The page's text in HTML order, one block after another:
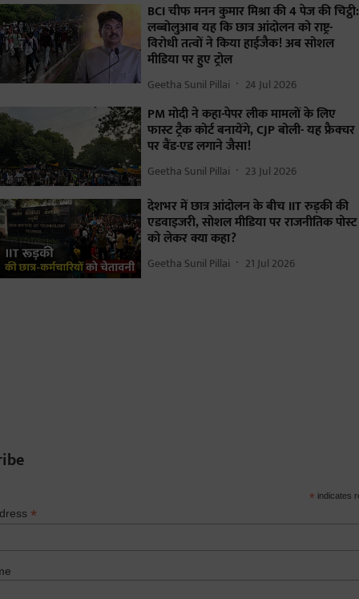
BCI चीफ मनन कुमार मिश्रा की 4 पेज की चिट्ठी:
लब्बोलुआब यह कि छात्र आंदोलन को राष्ट्र-
विरोधी तत्वों ने किया हाईजैक! अब सोशल
मीडिया पर हुए ट्रोल
Geetha Sunil Pillai 24 Jul 2026
PM मोदी ने कहा-पेपर लीक मामलों के लिए
फास्ट ट्रैक कोर्ट बनायेंगे, CJP बोली- यह फ्रैक्चर
पर बैंड-एड लगाने जैसा!
Geetha Sunil Pillai 23 Jul 2026
देशभर में छात्र आंदोलन के बीच IIT रुड़की की
एडवाइजरी, सोशल मीडिया पर राजनीतिक पोस्ट
को लेकर क्या कहा?
Geetha Sunil Pillai 21 Jul 2026
* indicates
*